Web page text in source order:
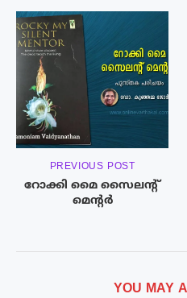
PREVIOUS POST
റോക്കി മൈ സൈലന്റ്
മെന്റർ
YOU MAY